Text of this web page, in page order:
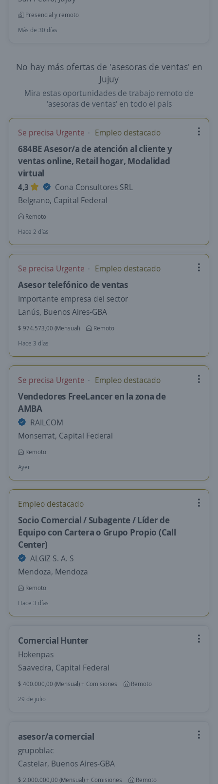
Presencial y remoto
Más de 30 días
No hay más ofertas de 'asesoras de ventas' en
Jujuy
Mira estas oportunidades de trabajo remoto de
'asesoras de ventas' en todo el país
Se precisa Urgente Empleo destacado
684BE Asesor/a de atención al cliente y
ventas online, Retail hogar, Modalidad
virtual
4,3
Cona Consultores SRL
Belgrano, Capital Federal
Remoto
Hace 2 días
Se precisa Urgente Empleo destacado
Asesor telefónico de ventas
Importante empresa del sector
Lanús, Buenos Aires-GBA
$ 974.573,00 (Mensual)
Remoto
Hace 3 días
Se precisa Urgente Empleo destacado
Vendedores FreeLancer en la zona de
AMBA
RAILCOM
Monserrat, Capital Federal
Remoto
Ayer
Empleo destacado
Socio Comercial / Subagente / Líder de
Equipo con Cartera o Grupo Propio (Call
Center)
ALGIZ S. A. S
Mendoza, Mendoza
Remoto
Hace 3 días
Comercial Hunter
Hokenpas
Saavedra, Capital Federal
$ 400.000,00 (Mensual) + Comisiones
Remoto
29 de julio
asesor/a comercial
grupoblac
Castelar, Buenos Aires-GBA
$ 2.000.000,00 (Mensual) + Comisiones Remoto